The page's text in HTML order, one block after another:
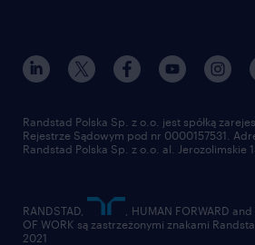
Randstad Polska Sp. z o.o. jest spółką
Rejestrze Sądowym pod nr 0000157531.
Randstad Polska Sp. z o.o. al. Jerozolimskie
RANDSTAD,
, HUMAN FORWARD
OF WORK są zastrzeżonymi znakami
2021